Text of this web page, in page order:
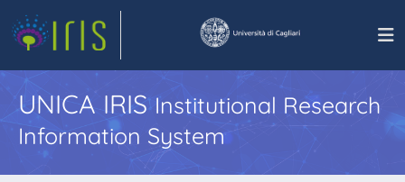
UNICA IRISInstitutional Research
Information System